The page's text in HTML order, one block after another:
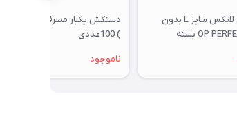
دستکش لاتکس سایز L بدون
پودر OP PERFECT بسته
دستکش یکبار مصرف نیلی (تیک
) 100عددی
ناموجود